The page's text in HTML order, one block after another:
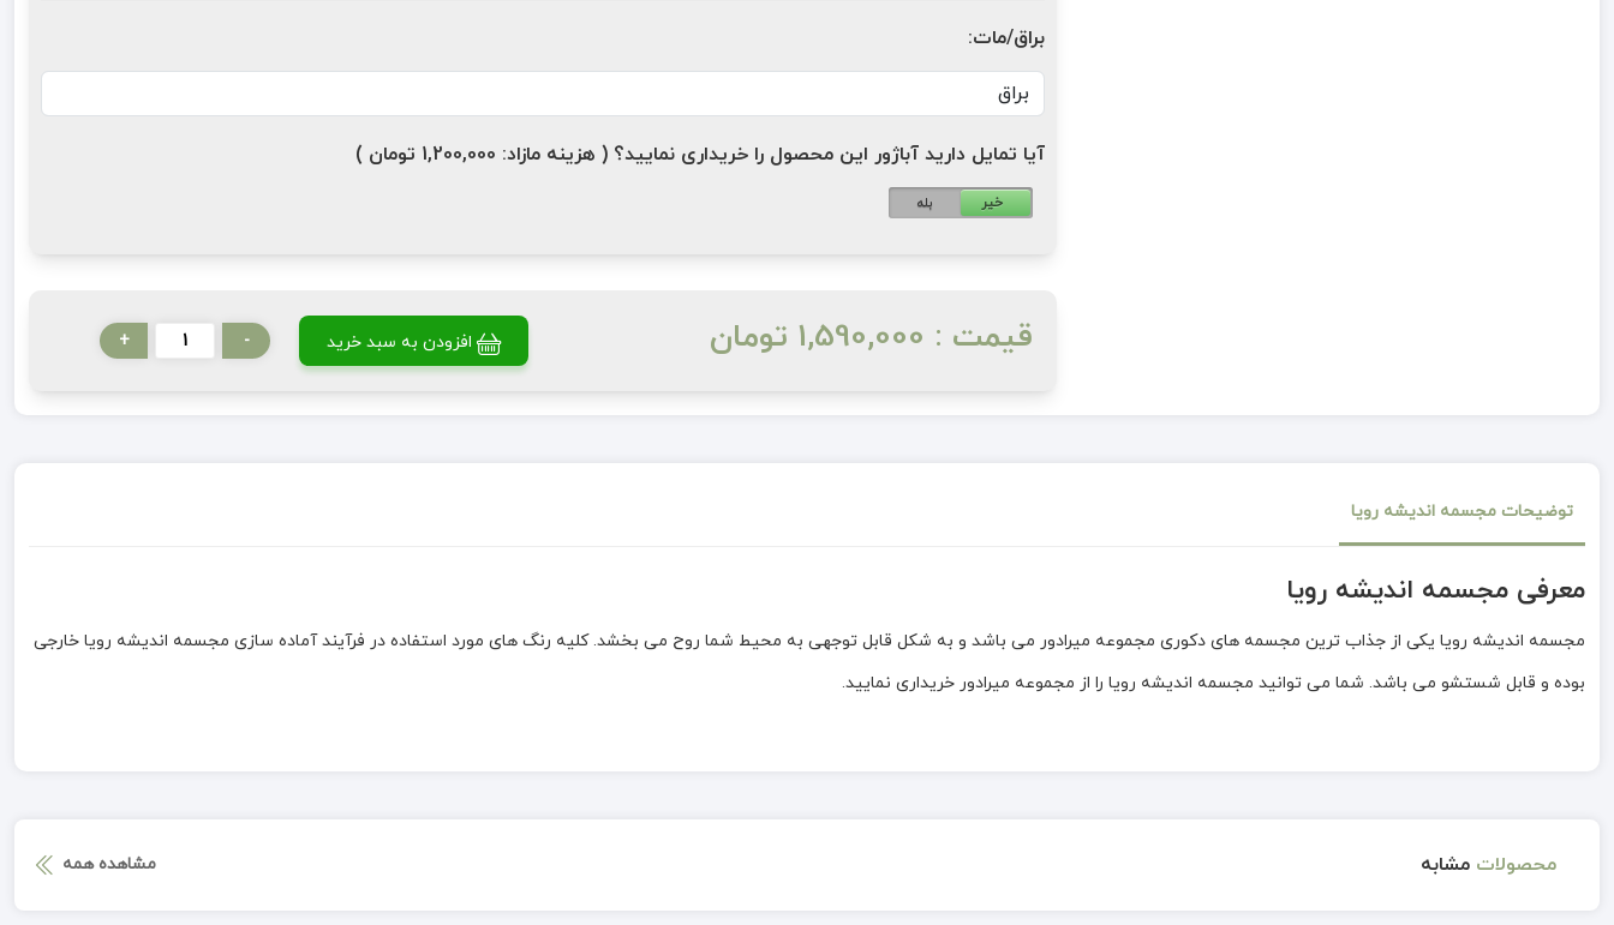
براق/مات:
آیا تمایل دارید آباژور این محصول را خریداری نمایید؟ ( هزینه مازاد: 1,200,000 تومان )
بله خیر
قیمت : 1,590,000 تومان افزودن به سبد خرید -
+
توضیحات مجسمه اندیشه رویا
معرفی مجسمه اندیشه رویا
مجسمه اندیشه رویا یکی از جذاب ترین مجسمه های دکوری مجموعه میرادور می باشد و به شکل قابل توجهی به محیط شما روح می بخشد. کلیه رنگ های مورد استفاده در فرآیند آماده سازی مجسمه اندیشه رویا خارجی
بوده و قابل شستشو می باشد. شما می توانید مجسمه اندیشه رویا را از مجموعه میرادور خریداری نمایید.
محصولات مشابه مشاهده همه